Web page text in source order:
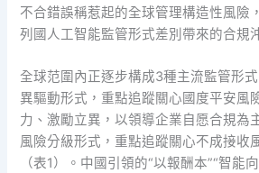
不合錯誤稱惹起的全球管理構造性風險
列國人工智能監管形式差別帶來的合規
全球范圍內正逐步構成3種主流監管形
異驅動形式，重點追蹤關心國度平安風
力、激勵立異，以領導企業自愿合規為
風險分級形式，重點追蹤關心不成接收
（表1）。中國引領的“以報酬本”“智能